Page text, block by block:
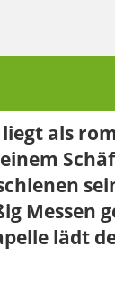
als
Messen
lädt